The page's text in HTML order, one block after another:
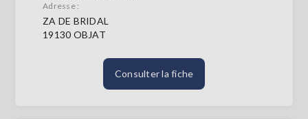
Adresse :
ZA DE BRIDAL
19130 OBJAT
Consulter la fiche